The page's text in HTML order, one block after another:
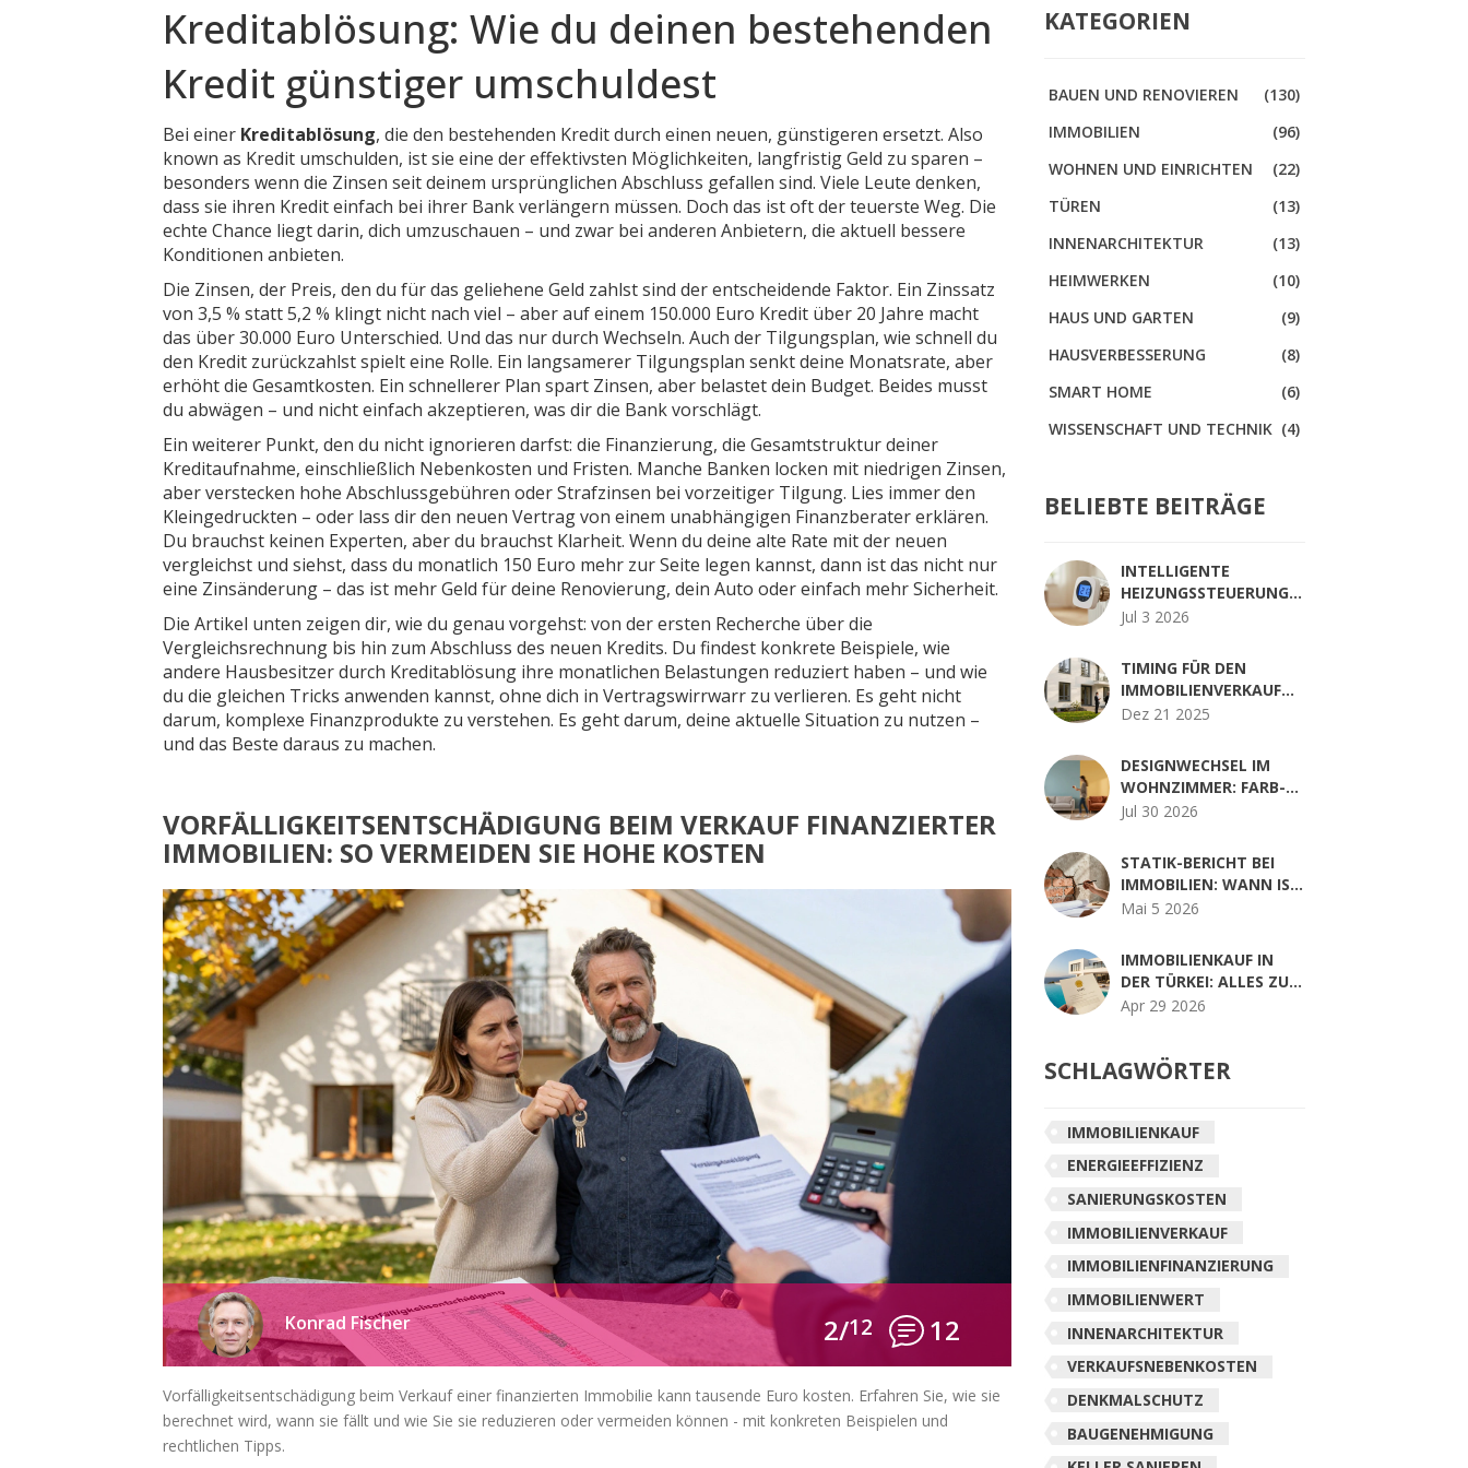
Kreditablösung: Wie du deinen bestehenden
Kredit günstiger umschuldest
Bei einer Kreditablösung,die den bestehenden Kredit durch einen neuen, günstigeren ersetzt. Also
known as Kredit umschulden, ist sie eine der effektivsten Möglichkeiten, langfristig Geld zu sparen –
besonders wenn die Zinsen seit deinem ursprünglichen Abschluss gefallen sind. Viele Leute denken,
dass sie ihren Kredit einfach bei ihrer Bank verlängern müssen. Doch das ist oft der teuerste Weg. Die
echte Chance liegt darin, dich umzuschauen – und zwar bei anderen Anbietern, die aktuell bessere
Konditionen anbieten.
Die Zinsen,der Preis, den du für das geliehene Geld zahlstsind der entscheidende Faktor. Ein Zinssatz
von 3,5 % statt 5,2 % klingt nicht nach viel – aber auf einem 150.000 Euro Kredit über 20 Jahre macht
das über 30.000 Euro Unterschied. Und das nur durch Wechseln. Auch der Tilgungsplan,wie schnell du
den Kredit zurückzahlstspielt eine Rolle. Ein langsamerer Tilgungsplan senkt deine Monatsrate, aber
erhöht die Gesamtkosten. Ein schnellerer Plan spart Zinsen, aber belastet dein Budget. Beides musst
du abwägen – und nicht einfach akzeptieren, was dir die Bank vorschlägt.
Ein weiterer Punkt, den du nicht ignorieren darfst: die Finanzierung,die Gesamtstruktur deiner
Kreditaufnahme, einschließlich Nebenkosten und Fristen. Manche Banken locken mit niedrigen Zinsen,
aber verstecken hohe Abschlussgebühren oder Strafzinsen bei vorzeitiger Tilgung. Lies immer den
Kleingedruckten – oder lass dir den neuen Vertrag von einem unabhängigen Finanzberater erklären.
Du brauchst keinen Experten, aber du brauchst Klarheit. Wenn du deine alte Rate mit der neuen
vergleichst und siehst, dass du monatlich 150 Euro mehr zur Seite legen kannst, dann ist das nicht nur
eine Zinsänderung – das ist mehr Geld für deine Renovierung, dein Auto oder einfach mehr Sicherheit.
Die Artikel unten zeigen dir, wie du genau vorgehst: von der ersten Recherche über die
Vergleichsrechnung bis hin zum Abschluss des neuen Kredits. Du findest konkrete Beispiele, wie
andere Hausbesitzer durch Kreditablösung ihre monatlichen Belastungen reduziert haben – und wie
du die gleichen Tricks anwenden kannst, ohne dich in Vertragswirrwarr zu verlieren. Es geht nicht
darum, komplexe Finanzprodukte zu verstehen. Es geht darum, deine aktuelle Situation zu nutzen –
und das Beste daraus zu machen.
VORFÄLLIGKEITSENTSCHÄDIGUNG BEIM VERKAUF FINANZIERTER
IMMOBILIEN: SO VERMEIDEN SIE HOHE KOSTEN
Konrad Fischer 2/12 12
Vorfälligkeitsentschädigung beim Verkauf einer finanzierten Immobilie kann tausende Euro kosten. Erfahren Sie, wie sie
berechnet wird, wann sie fällt und wie Sie sie reduzieren oder vermeiden können - mit konkreten Beispielen und
rechtlichen Tipps.
KATEGORIEN
BAUEN UND RENOVIEREN
(130)
IMMOBILIEN
(96)
WOHNEN UND EINRICHTEN
(22)
TÜREN
(13)
INNENARCHITEKTUR
(13)
HEIMWERKEN
(10)
HAUS UND GARTEN
(9)
HAUSVERBESSERUNG
(8)
SMART HOME
(6)
WISSENSCHAFT UND TECHNIK (4)
BELIEBTE BEITRÄGE
INTELLIGENTE
HEIZUNGSSTEUERUNG:
DIGITALE
WOHNHAUS
Jul 3 2026
TIMING FÜR DEN
IMMOBILIENVERKAUF
2025: DER BESTE
IMMOBILIE ZU
VERKAUFEN
Dez 21 2025
DESIGNWECHSEL IM
WOHNZIMMER: FARB-
UND LICHTKONZEPT IM
Jul 30 2026
STATIK-BERICHT BEI
IMMOBILIEN: WANN IST
ER WIRKLICH
Mai 5 2026
IMMOBILIENKAUF IN
DER TÜRKEI: ALLES ZU
TAPU, ISKAN UND DEN
Apr 29 2026
SCHLAGWÖRTER
IMMOBILIENKAUF
ENERGIEEFFIZIENZ
SANIERUNGSKOSTEN
IMMOBILIENVERKAUF
IMMOBILIENFINANZIERUNG
IMMOBILIENWERT
INNENARCHITEKTUR
VERKAUFSNEBENKOSTEN
DENKMALSCHUTZ
BAUGENEHMIGUNG